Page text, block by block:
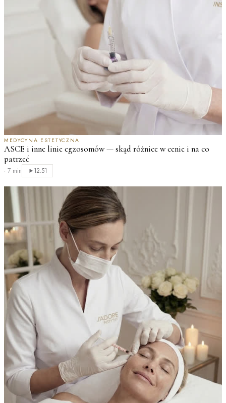
MEDYCYNA ESTETYCZNA
ASCE i inne linie egzosomów — skąd różnice w cenie i na co
patrzeć
· 7 min 12:51